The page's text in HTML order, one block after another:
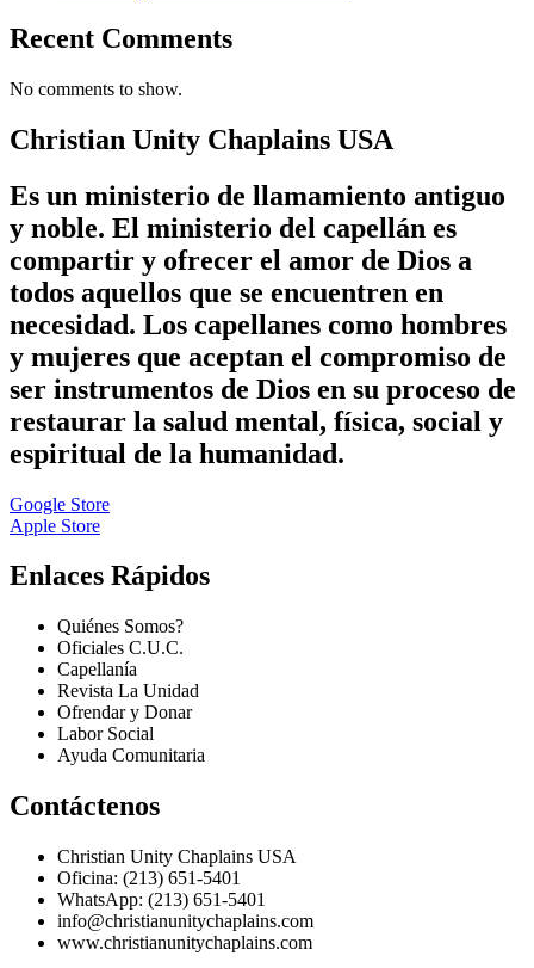
Recent Comments
No comments to show.
Christian Unity Chaplains USA
Es un ministerio de llamamiento antiguo
y noble. El ministerio del capellán es
compartir y ofrecer el amor de Dios a
todos aquellos que se encuentren en
necesidad. Los capellanes como hombres
y mujeres que aceptan el compromiso de
ser instrumentos de Dios en su proceso de
restaurar la salud mental, física, social y
espiritual de la humanidad.
Google Store
Apple Store
Enlaces Rápidos
Quiénes Somos?
Oficiales C.U.C.
Capellanía
Revista La Unidad
Ofrendar y Donar
Labor Social
Ayuda Comunitaria
Contáctenos
Christian Unity Chaplains USA
Oficina: (213) 651-5401
WhatsApp: (213) 651-5401
info@christianunitychaplains.com
www.christianunitychaplains.com